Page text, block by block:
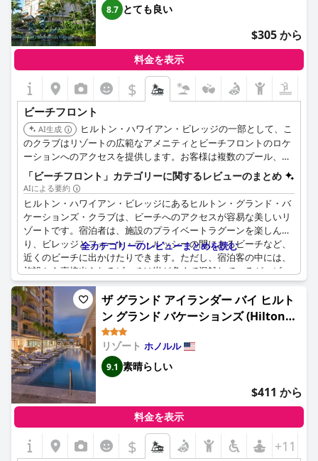
費用が高いことです。ただし、ビーチが混雑しすぎた場合は、プ
ールを楽しむことができます。全体として、ビーチは比較的空い
ており、宿泊客はリラックスしたり、太陽の下でのんびり散歩し
たりできます。
8.7 とても良い
$305 から
料金を表示
$
ビーチフロント
AI生成
ヒルトン・ハワイアン・ビレッジの一部として、こ
のクラブはリゾートの広範なアメニティとビーチフロントのロケ
ーションへのアクセスを提供します。お客様は複数のプール、レ
ストラン、アクティビティを楽しむことができ、思い出に残る滞
在を保証します。
「ビーチフロント」カテゴリーに関するレビューのまとめ
AIによる要約
ヒルトン・ハワイアン・ビレッジにあるヒルトン・グランド・バ
ケーションズ・クラブは、ビーチへのアクセスが容易な美しいリ
ゾートです。宿泊者は、施設のプライベートラグーンを楽しんだ
り、ビレッジとフォート・デ・ルッシーの間にあるビーチなど、
近くのビーチに出かけたりできます。ただし、宿泊客の中には、
施設から直接出られるビーチは岩が多くて混雑しているが、ビー
チを他のホテルの方へ歩いて行くと、はるかに綺麗な砂浜がある
という意見もありました。椅子とパラソルはレンタルできます。
このような多少の不便さはありますが、ビーチ、プール、ラグー
ンエリアは清潔で混雑しておらず、ビーチ沿いのロケーションは
多くの宿泊客に愛されています。全体として、このリゾートは、
敷地内や近隣で楽しめることがたくさんあり、海のすぐそばに滞
在したいと考えている人に最適です。
全カテゴリーのレビューまとめを読む
ザ グランド アイランダー バイ ヒルト
ン グランド バケーションズ (Hilton
Grand Vacation Club The Grand
Islander Waikiki Honolulu)
リゾート ホノルル
9.1 素晴らしい
$411 から
料金を表示
$ +11